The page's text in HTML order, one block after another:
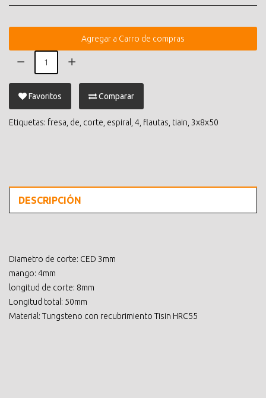
Agregar a Carro de compras
Favoritos Comparar
Etiquetas: fresa de corte espiral 4 flautas tiain 3x8x50
DESCRIPCIÓN
Diametro de corte: CED 3mm
mango: 4mm
longitud de corte: 8mm
Longitud total: 50mm
Material: Tungsteno con recubrimiento Tisin HRC55